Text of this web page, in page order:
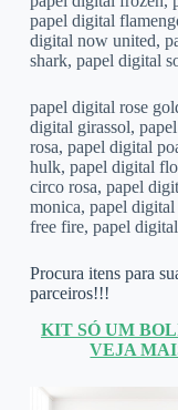
papel digital
digital now united,
shark, papel digital
papel digital rose
digital girassol,
rosa, papel digital
hulk, papel digital
circo rosa, papel
monica, papel
free fire, papel
Procura itens para
parceiros!!!
KIT SÓ UM
VEJA